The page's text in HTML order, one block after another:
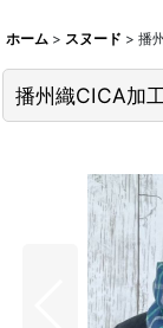
ホーム > スヌード > 播
播州織CICA加